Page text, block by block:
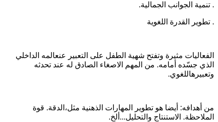
. تنمية الجوانب الجمالية.
. تطوير القدرة اللغوية
الفعاليات مثيرة وتفتح شهية الطفل على التعبير عنعالمه الداخلي
الذي جسّده أمامه. من المهم الاصغاء الصادق له عند تحدثه
وتعبيرهاللغوي.
من أهدافه: أيضا هو تطوير المهارات الذهنية مثل،الدقة. قوة
الملاحظة. الاستنتاج والتحليل...ألخ.